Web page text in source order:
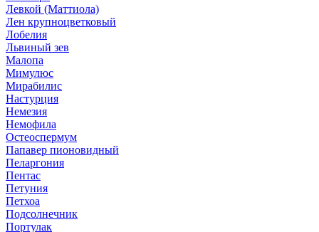
Левкой (Маттиола)
Лен крупноцветковый
Лобелия
Львиный зев
Малопа
Мимулюс
Мирабилис
Настурция
Немезия
Немофила
Остеоспермум
Папавер пионовидный
Пеларгония
Пентас
Петуния
Петхоа
Подсолнечник
Портулак